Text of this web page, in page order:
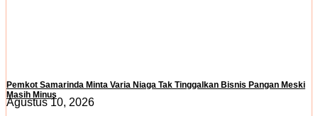
Pemkot Samarinda Minta Varia Niaga Tak Tinggalkan Bisnis Pangan Meski
Masih Minus
Agustus 10, 2026